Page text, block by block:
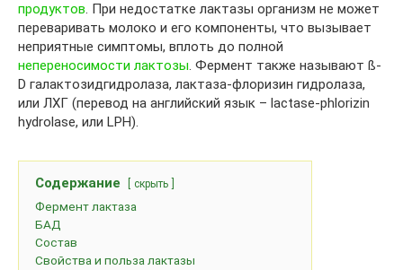
продуктов. При недостатке лактазы организм не может
переваривать молоко и его компоненты, что вызывает
неприятные симптомы, вплоть до полной
непереносимости лактозы. Фермент также называют ß-
D галактозидгидролаза, лактаза-флоризин гидролаза,
или ЛХГ (перевод на английский язык – lactase-phlorizin
hydrolase, или LPH).
Содержание скрыть
Фермент лактаза
БАД
Состав
Свойства и польза лактазы